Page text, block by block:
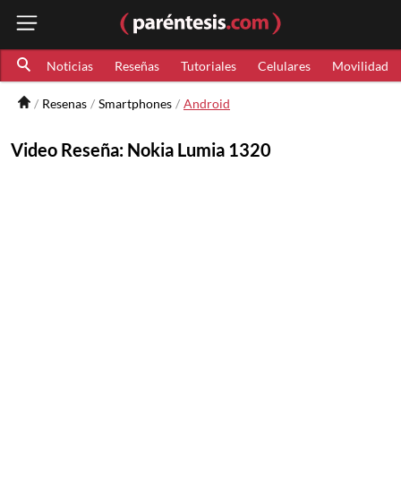
Noticias Reseñas Tutoriales Celulares Movilidad
Resenas Smartphones Android
Video Reseña: Nokia Lumia 1320